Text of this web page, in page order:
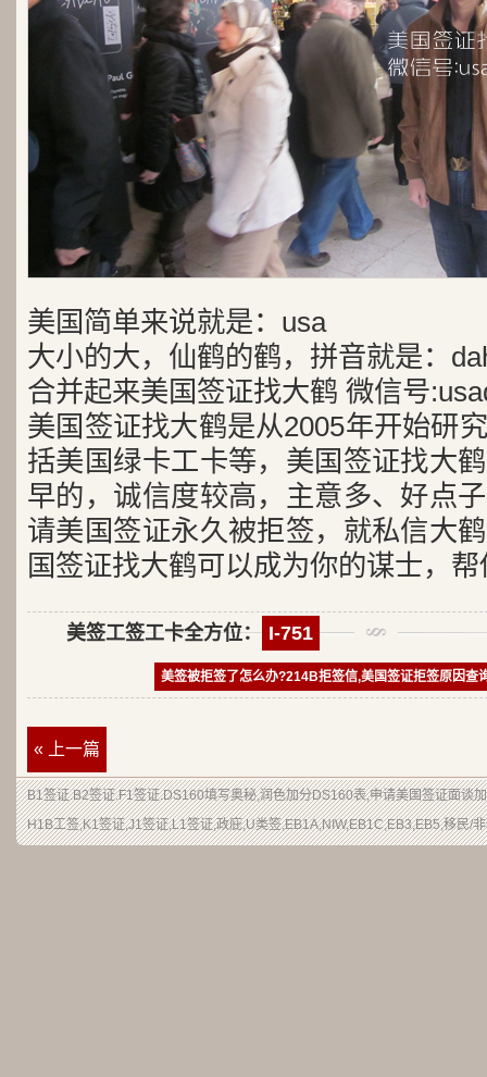
美国简单来说就是：usa
大小的大，仙鹤的鹤，拼音就是：
合并起来美国签证找大鹤 微信号
美国签证找大鹤是从2005年开始研
括美国绿卡工卡等，美国签证找大
早的，诚信度较高，主意多、好点
请美国签证永久被拒签，就私信大
国签证找大鹤可以成为你的谋士，
美签工签工卡全方位： I-751
美签被拒签了怎么办?214B拒签信,美国签证拒签原因查
« 上一篇
B1签证.B2签证.F1签证.DS160填写奥秘,润色加分DS160表,申请美国签证面谈
H1B工签,K1签证,J1签证,L1签证,政庇,U类签,EB1A,NIW,EB1C,EB3,EB5,移民/